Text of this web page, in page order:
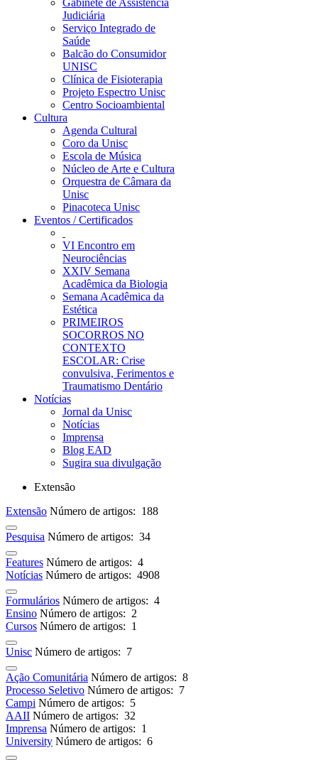
Gabinete de Assistência
Judiciária
Serviço Integrado de
Saúde
Balcão do Consumidor
UNISC
Clínica de Fisioterapia
Projeto Espectro Unisc
Centro Socioambiental
Cultura
Agenda Cultural
Coro da Unisc
Escola de Música
Núcleo de Arte e Cultura
Orquestra de Câmara da
Unisc
Pinacoteca Unisc
Eventos / Certificados
VI Encontro em
Neurociências
XXIV Semana
Acadêmica da Biologia
Semana Acadêmica da
Estética
PRIMEIROS
SOCORROS NO
CONTEXTO
ESCOLAR: Crise
convulsiva, Ferimentos e
Traumatismo Dentário
Notícias
Jornal da Unisc
Notícias
Imprensa
Blog EAD
Sugira sua divulgação
Extensão
Extensão Número de artigos: 188
Pesquisa Número de artigos: 34
Features Número de artigos: 4
Notícias Número de artigos: 4908
Formulários Número de artigos: 4
Ensino Número de artigos: 2
Cursos Número de artigos: 1
Unisc Número de artigos: 7
Ação Comunitária Número de artigos: 8
Processo Seletivo Número de artigos: 7
Campi Número de artigos: 5
AAII Número de artigos: 32
Imprensa Número de artigos: 1
University Número de artigos: 6